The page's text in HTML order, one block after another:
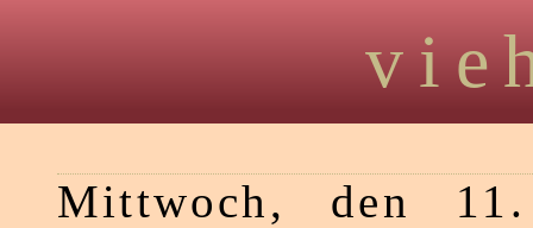
Mittwoch, den 11.